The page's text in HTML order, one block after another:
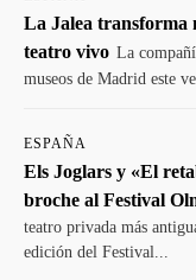
La Jalea transforma
teatro vivo La
museos de Madrid este
ESPAÑA
Els Joglars y «El
broche al Festival
teatro privada más
edición del Festival...